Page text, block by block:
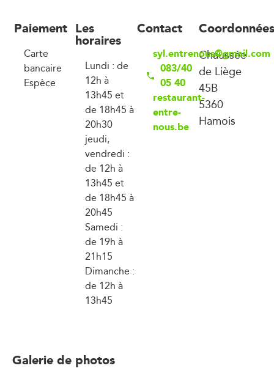
Paiement
Carte
bancaire
Espèce
Les
horaires
Lundi : de
12h à
13h45 et
de 18h45 à
20h30
jeudi,
vendredi :
de 12h à
13h45 et
de 18h45 à
20h45
Samedi :
de 19h à
21h15
Dimanche :
de 12h à
13h45
Contact
syl.entrenous@gmail.com
083/40
05 40
restaurant-
entre-
nous.be
Coordonnées
Chaussée
de Liège
45B
5360
Hamois
Galerie de photos